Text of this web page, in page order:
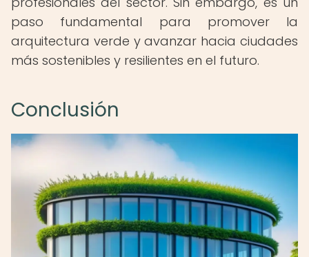
paso fundamental para promover la
arquitectura verde y avanzar hacia ciudades
más sostenibles y resilientes en el futuro.
Conclusión